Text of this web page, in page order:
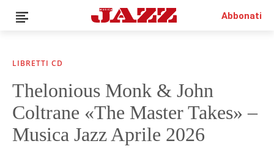
News
Interviste
Rubriche
Abbonati
LIBRETTI CD
Thelonious Monk & John
Coltrane «The Master Takes» –
Musica Jazz Aprile 2026